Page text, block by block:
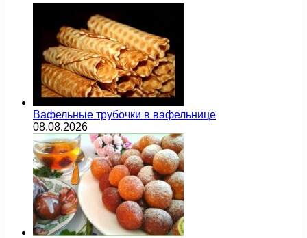
Вафельные трубочки в вафельнице
08.08.2026